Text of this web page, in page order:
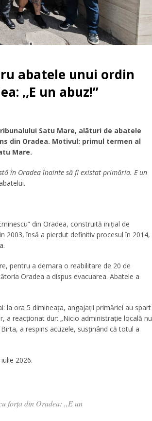
abatele unui ordin
,,E un abuz!”
Satu Mare, alături de abatele
din Oradea. Motivul: primul termen al
Mare.
în Oradea înainte să fi existat primăria. E un
din Oradea, construită inițial de
2003, însă a pierdut definitiv procesul în 2014,
pentru a demara o reabilitare de 20 de
Oradea a dispus evacuarea. Abatele a
la ora 5 dimineața, angajații primăriei au spart
a reacționat dur: „Nicio administrație locală nu
a respins acuzele, susținând că totul a
2026.
forța din Oradea: ,,E un